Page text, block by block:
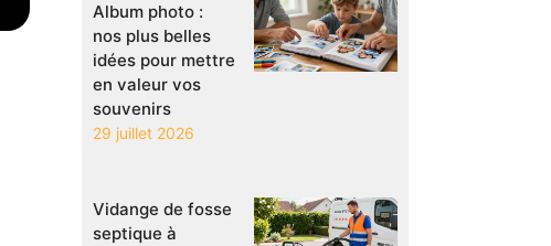
Album photo :
nos plus belles
idées pour mettre
en valeur vos
souvenirs
29 juillet 2026
Vidange de fosse
septique à